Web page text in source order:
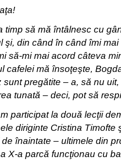
timp să mă întâlnesc cu
şi, din când în când îmi
să-mi mai acord câteva
cafelei mă însoţeşte,
pregătite – a, să nu
tunată – deci, pot să
participat la două lecţii
diriginte Cristina Timofte
înaintate – ultimele din
X-a parcă funcţionau cu